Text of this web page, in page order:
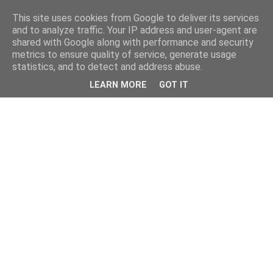
This site uses cookies from Google to deliver its services
and to analyze traffic. Your IP address and user-agent are
shared with Google along with performance and security
metrics to ensure quality of service, generate usage
statistics, and to detect and address abuse.
LEARN MORE GOT IT